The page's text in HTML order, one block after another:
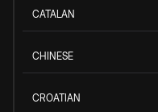
CATALAN
CHINESE
CROATIAN